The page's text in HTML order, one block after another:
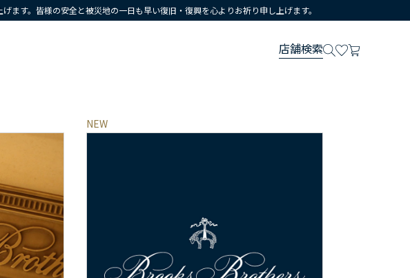
す。皆様の安全と被災地の一日も早い復旧・復興を心よりお祈り申し上げます。
店舗検索
NEW